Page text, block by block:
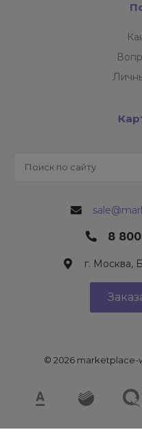
8
г. Москва,
© 2026